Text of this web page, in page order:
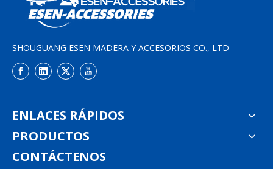
SHOUGUANG ESEN MADERA Y ACCESORIOS CO., LTD
ENLACES RÁPIDOS
PRODUCTOS
CONTÁCTENOS